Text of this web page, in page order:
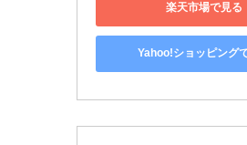
楽天市場で見る
Yahoo!ショッピング